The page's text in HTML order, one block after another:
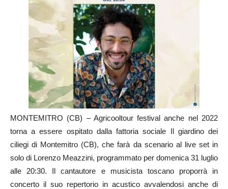
MONTEMITRO (CB) – Agricooltour festival anche nel 2022
torna a essere ospitato dalla fattoria sociale Il giardino dei
ciliegi di Montemitro (CB), che farà da scenario al live set in
solo di Lorenzo Meazzini, programmato per domenica 31 luglio
alle 20:30. Il cantautore e musicista toscano proporrà in
concerto il suo repertorio in acustico avvalendosi anche di